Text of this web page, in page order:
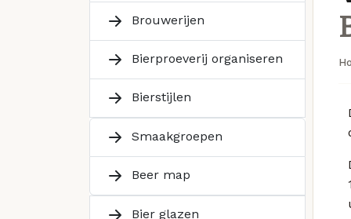
Brouwerijen
Bierproeverij organiseren
Bierstijlen
Smaakgroepen
Beer map
Bier glazen